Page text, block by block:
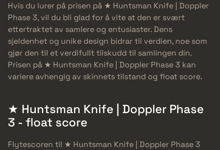
Hvis du lurer på prisen på ★ Huntsman Knife | Doppler
Phase 3, vil du bli glad for å vite at den er svært
ettertraktet av samlere og entusiaster. Dens
sjeldenhet og unike design bidrar til verdien, noe som
gjør den til et verdifullt tilskudd til samlingen din.
Prisen på ★ Huntsman Knife | Doppler Phase 3 kan
variere avhengig av skinnets tilstand og float score.
★ Huntsman Knife | Doppler Phase
3 - float score
Flytescoren til ★ Huntsman Knife | Doppler Phase 3